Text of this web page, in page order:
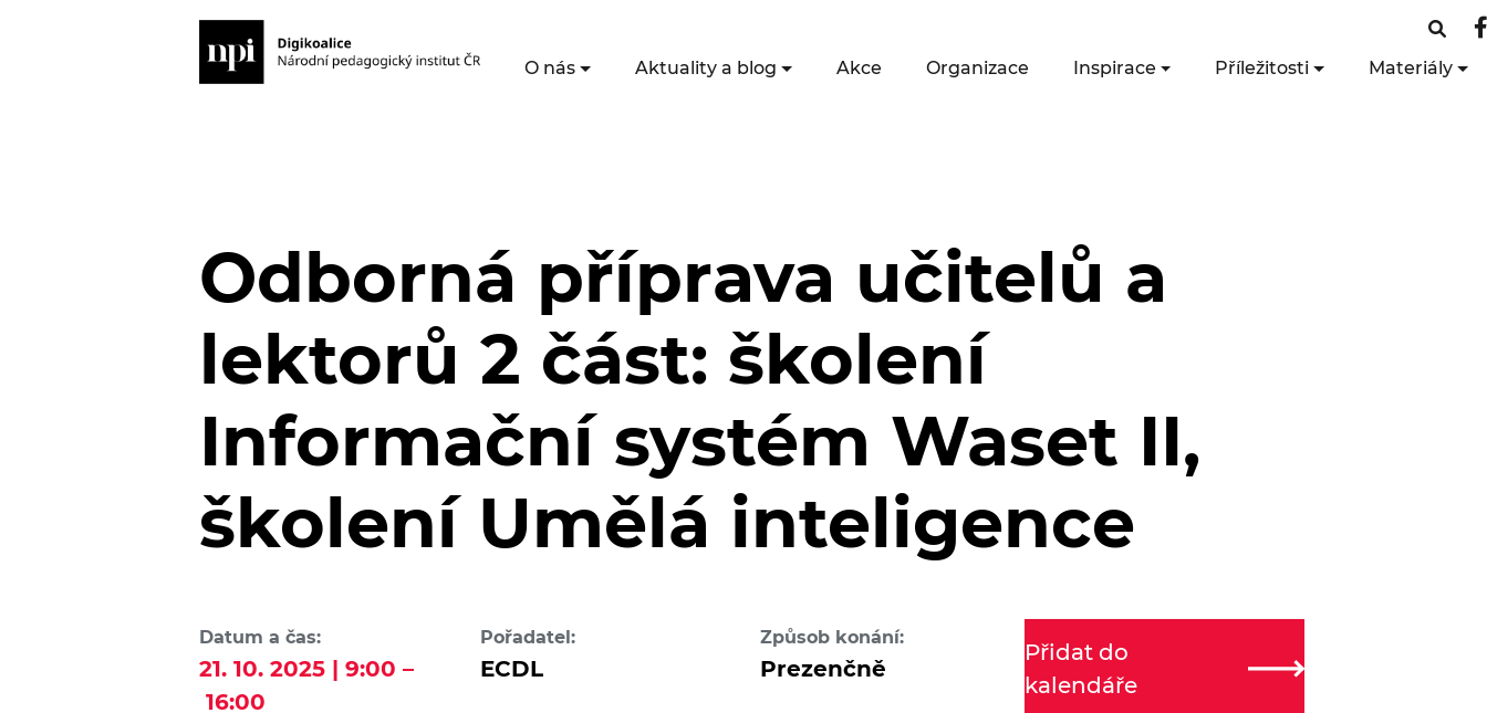
O nás Aktuality a blog Akce Organizace Inspirace Příležitosti Materiály
Odborná příprava učitelů a
lektorů 2 část: školení
Informační systém Waset II,
školení Umělá inteligence
Datum a čas:
21. 10. 2025 | 9:00 –
16:00
Pořadatel:
ECDL
Způsob konání:
Prezenčně
Přidat do
kalendáře